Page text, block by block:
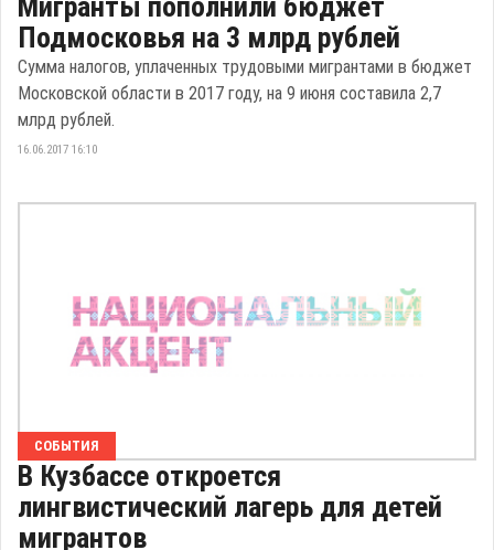
Мигранты пополнили бюджет
Подмосковья на 3 млрд рублей
Сумма налогов, уплаченных трудовыми мигрантами в бюджет
Московской области в 2017 году, на 9 июня составила 2,7
млрд рублей.
16.06.2017 16:10
СОБЫТИЯ
В Кузбассе откроется
лингвистический лагерь для детей
мигрантов